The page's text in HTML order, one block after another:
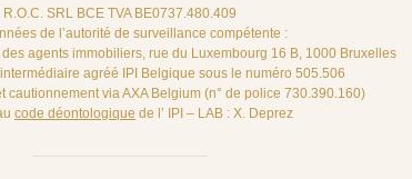
R.O.C. SRL BCE TVA BE0737.480.409
de l’autorité de surveillance compétente :
agents immobiliers, rue du Luxembourg 16 B, 1000 Bruxelles
agréé IPI Belgique sous le numéro 505.506
cautionnement via AXA Belgium (n° de police 730.390.160)
code déontologique de l’ IPI – LAB : X. Deprez